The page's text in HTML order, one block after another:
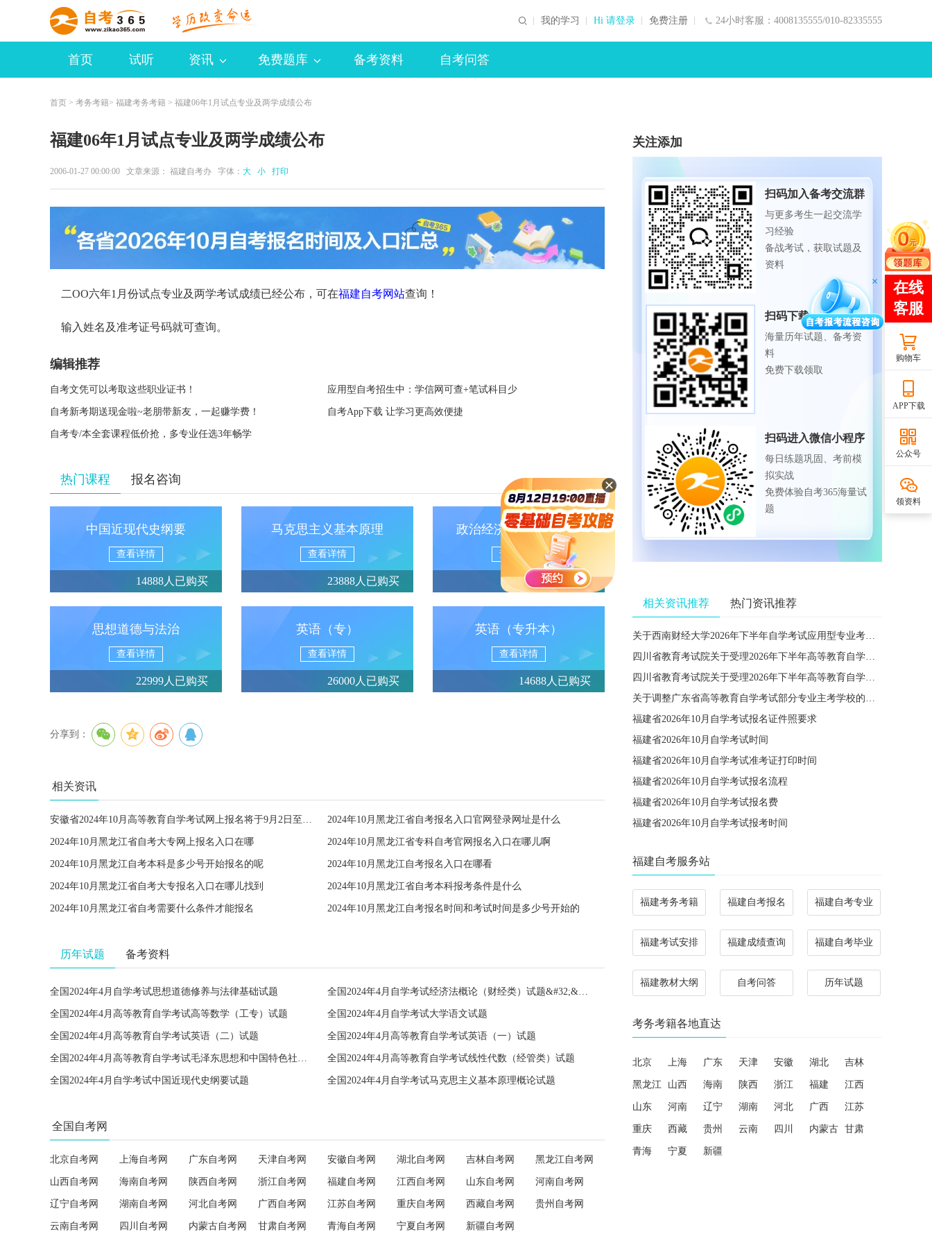
24小时客服：4008135555/010-82335555
我的学习 Hi 请登录 免费注册
首页 试听 资讯 免费题库 备考资料 自考问答
首页 > 考务考籍> 福建考务考籍 > 福建06年1月试点专业及两学成绩公布
福建06年1月试点专业及两学成绩公布
2006-01-27 00:00:00 文章来源： 福建自考办 字体： 大 小 打印
二OO六年1月份试点专业及两学考试成绩已经公布，可在福建自考网站查询！
输入姓名及准考证号码就可查询。
编辑推荐
自考文凭可以考取这些职业证书！ 应用型自考招生中：学信网可查+笔试科目少
自考新考期送现金啦~老朋带新友，一起赚学费！ 自考App下载 让学习更高效便捷
自考专/本全套课程低价抢，多专业任选3年畅学
热门课程 报名咨询
中国近现代史纲要
查看详情
14888人已购买
马克思主义基本原理
查看详情
23888人已购买
政治经济学（财经类）
查看详情
13950人已购买
思想道德与法治
查看详情
22999人已购买
英语（专）
查看详情
26000人已购买
英语（专升本）
查看详情
14688人已购买
分享到：
相关资讯
安徽省2024年10月高等教育自学考试网上报名将于9月2日至6日进行 2024年10月黑龙江省自考报名入口官网登录网址是什么
2024年10月黑龙江省自考大专网上报名入口在哪 2024年10月黑龙江省专科自考官网报名入口在哪儿啊
2024年10月黑龙江自考本科是多少号开始报名的呢 2024年10月黑龙江自考报名入口在哪看
2024年10月黑龙江省自考大专报名入口在哪儿找到 2024年10月黑龙江省自考本科报考条件是什么
2024年10月黑龙江省自考需要什么条件才能报名 2024年10月黑龙江自考报名时间和考试时间是多少号开始的
历年试题 备考资料
全国2024年4月自学考试思想道德修养与法律基础试题 全国2024年4月自学考试经济法概论（财经类）试题&#32;&#32;
全国2024年4月高等教育自学考试高等数学（工专）试题 全国2024年4月自学考试大学语文试题
全国2024年4月高等教育自学考试英语（二）试题 全国2024年4月高等教育自学考试英语（一）试题
全国2024年4月高等教育自学考试毛泽东思想和中国特色社会主义理论体系概论试题 全国2024年4月高等教育自学考试线性代数（经管类）试题
全国2024年4月自学考试中国近现代史纲要试题 全国2024年4月自学考试马克思主义基本原理概论试题
全国自考网
北京自考网 上海自考网 广东自考网 天津自考网 安徽自考网 湖北自考网 吉林自考网 黑龙江自考网
山西自考网 海南自考网 陕西自考网 浙江自考网 福建自考网 江西自考网 山东自考网 河南自考网
辽宁自考网 湖南自考网 河北自考网 广西自考网 江苏自考网 重庆自考网 西藏自考网 贵州自考网
云南自考网 四川自考网 内蒙古自考网 甘肃自考网 青海自考网 宁夏自考网 新疆自考网
关注添加
扫码加入备考交流群
与更多考生一起交流学
习经验
备战考试，获取试题及
资料
扫码下载APP
海量历年试题、备考资
料
免费下载领取
扫码进入微信小程序
每日练题巩固、考前模
拟实战
免费体验自考365海量试
题
相关资讯推荐 热门资讯推荐
关于西南财经大学2026年下半年自学考试应用型专业考籍更改办理的通知
四川省教育考试院关于受理2026年下半年高等教育自学考试省际转考申请的通告
四川省教育考试院关于受理2026年下半年高等教育自学考试考籍更改申请的通告
关于调整广东省高等教育自学考试部分专业主考学校的通知
福建省2026年10月自学考试报名证件照要求
福建省2026年10月自学考试时间
福建省2026年10月自学考试准考证打印时间
福建省2026年10月自学考试报名流程
福建省2026年10月自学考试报名费
福建省2026年10月自学考试报考时间
福建自考服务站
福建考务考籍 福建自考报名 福建自考专业
福建考试安排 福建成绩查询 福建自考毕业
福建教材大纲 自考问答 历年试题
考务考籍各地直达
北京 上海 广东 天津 安徽 湖北 吉林
黑龙江 山西 海南 陕西 浙江 福建 江西
山东 河南 辽宁 湖南 河北 广西 江苏
重庆 西藏 贵州 云南 四川 内蒙古 甘肃
青海 宁夏 新疆
购物车
APP下载
公众号
领资料